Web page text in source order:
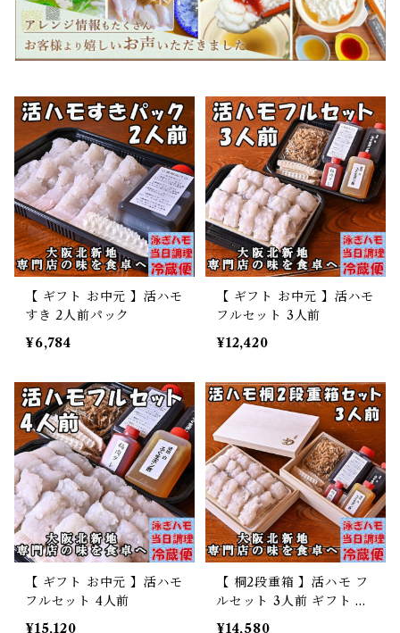
【 ギフト お中元 】活ハモ
すき 2人前パック
¥6,784
【 ギフト お中元 】活ハモ
フルセット 3人前
¥12,420
【 ギフト お中元 】活ハモ
フルセット 4人前
¥15,120
【 桐2段重箱 】活ハモ フ
ルセット 3人前 ギフト お
中元
¥14,580